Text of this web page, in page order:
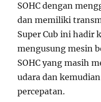
SOHC dengan
dan memiliki
Super Cub ini hadir
mengusung mesin
SOHC yang masih
udara dan
percepatan.